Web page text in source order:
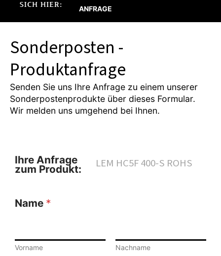
SICH HIER:
ANFRAGE
Sonderposten -
Produktanfrage
Senden Sie uns Ihre Anfrage zu einem unserer
Sonderpostenprodukte über dieses Formular.
Wir melden uns umgehend bei Ihnen.
Ihre Anfrage
zum Produkt:
Name *
Vorname Nachname